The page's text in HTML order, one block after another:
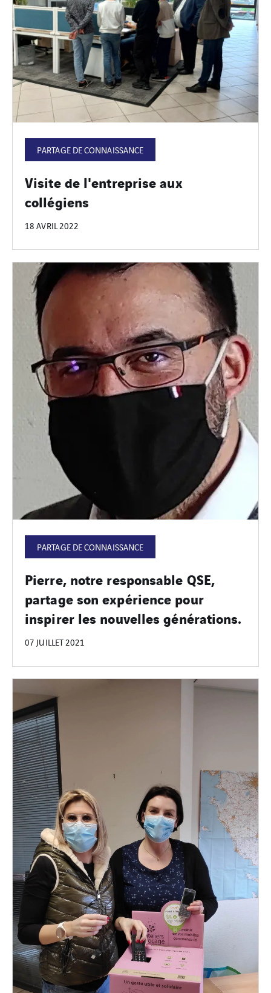
PARTAGE DE CONNAISSANCE
Visite de l'entreprise aux
collégiens
18 AVRIL 2022
PARTAGE DE CONNAISSANCE
Pierre, notre responsable QSE,
partage son expérience pour
inspirer les nouvelles générations.
07 JUILLET 2021